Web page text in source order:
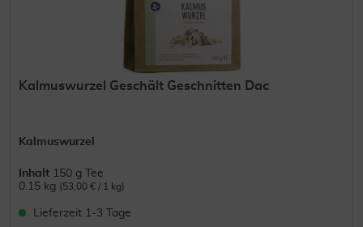
Kalmuswurzel Geschält Geschnitten Dac
Kalmuswurzel
Inhalt 150 g Tee
0.15 kg (53,00 € / 1 kg)
Lieferzeit 1-3 Tage